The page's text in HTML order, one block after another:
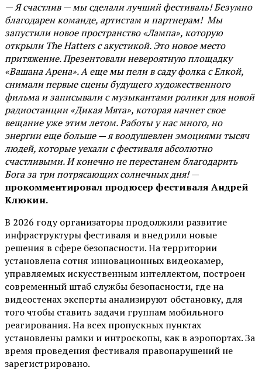
— Я счастлив — мы сделали лучший фестиваль! Безумно
благодарен команде, артистам и партнерам! Мы
запустили новое пространство «Лампа», которую
открыли The Hatters с акустикой. Это новое место
притяжение. Презентовали невероятную площадку
«Вашана Арена». А еще мы пели в саду фолка с Елкой,
снимали первые сцены будущего художественного
фильма и записывали с музыкантами ролики для новой
радиостанции «Дикая Мята», которая начнет свое
вещание уже этим летом. Работы у нас много, но
энергии еще больше — я воодушевлен эмоциями тысяч
людей, которые уехали с фестиваля абсолютно
счастливыми. И конечно не перестанем благодарить
Бога за три потрясающих солнечных дня!—
прокомментировал продюсер фестиваля Андрей
Клюкин.
В 2026 году организаторы продолжили развитие
инфраструктуры фестиваля и внедрили новые
решения в сфере безопасности. На территории
установлена сотня инновационных видеокамер,
управляемых искусственным интеллектом, построен
современный штаб службы безопасности, где на
видеостенах эксперты анализируют обстановку, для
того чтобы ставить задачи группам мобильного
реагирования. На всех пропускных пунктах
установлены рамки и интроскопы, как в аэропортах. За
время проведения фестиваля правонарушений не
зарегистрировано.